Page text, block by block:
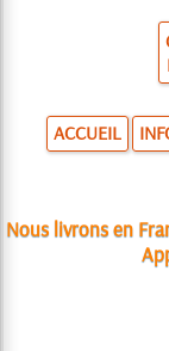
ACCUEIL
Nous livrons en